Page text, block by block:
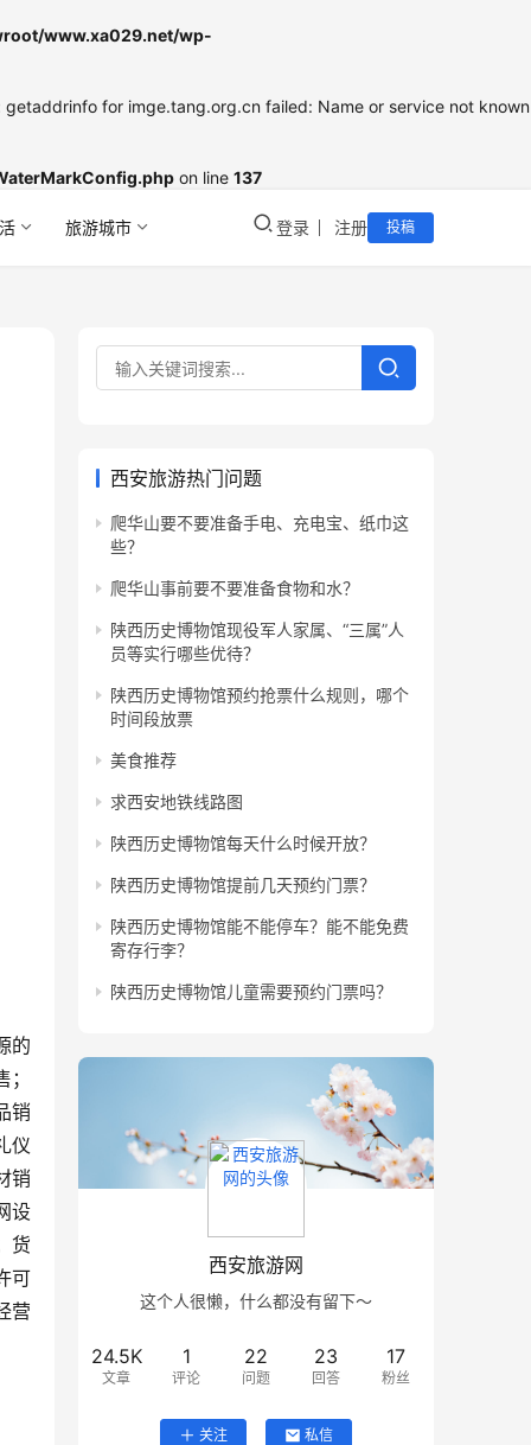
www.xa029.net/wp-
for imge.tang.org.cn failed: Name or service not known
on line 137
旅游城市 登录 注册 投稿
的
销
仪
销
设
货
可
营
西安旅游热门问题
爬华山要不要准备手电、充电宝、纸巾这
些？
爬华山事前要不要准备食物和水？
陕西历史博物馆现役军人家属、“三属”人
员等实行哪些优待？
陕西历史博物馆预约抢票什么规则，哪个
时间段放票
美食推荐
求西安地铁线路图
陕西历史博物馆每天什么时候开放？
陕西历史博物馆提前几天预约门票？
陕西历史博物馆能不能停车？能不能免费
寄存行李？
陕西历史博物馆儿童需要预约门票吗？
西安旅游网
这个人很懒，什么都没有留下～
24.5K
文章
1
评论
22
问题
23
回答
17
粉丝
关注 私信